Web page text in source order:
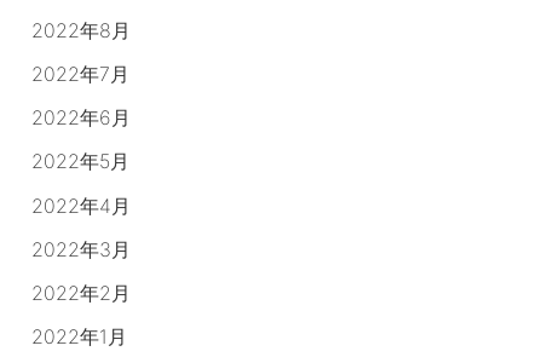
2022年8月
2022年7月
2022年6月
2022年5月
2022年4月
2022年3月
2022年2月
2022年1月